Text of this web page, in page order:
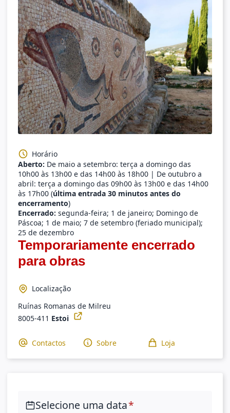
Horário
Aberto: De maio a setembro: terça a domingo das
10h00 às 13h00 e das 14h00 às 18h00 | De outubro a
abril: terça a domingo das 09h00 às 13h00 e das 14h00
às 17h00 (última entrada 30 minutos antes do
encerramento)
Encerrado: segunda-feira; 1 de janeiro; Domingo de
Páscoa; 1 de maio; 7 de setembro (feriado municipal);
25 de dezembro
Temporariamente encerrado
para obras
Localização
Ruínas Romanas de Milreu
8005-411 Estoi
Contactos Sobre Loja
Selecione uma data